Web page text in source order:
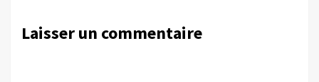
Laisser un commentaire